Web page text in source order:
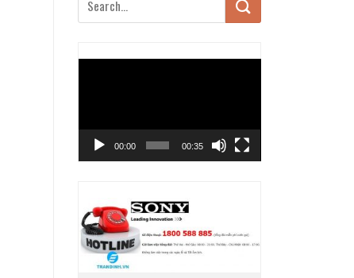
00:00 00:35